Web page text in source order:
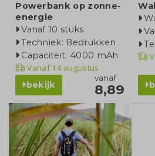
Powerbank op zonne-
energie
Vanaf 10 stuks
Techniek: Bedrukken
Capaciteit: 4000 mAh
Vanaf14 augustus
bekijk
vanaf
8,89